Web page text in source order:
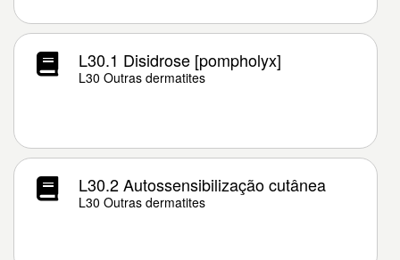
L30.1 Disidrose [pompholyx]
L30 Outras dermatites
L30.2 Autossensibilização cutânea
L30 Outras dermatites